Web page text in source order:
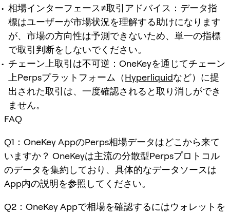
相場インターフェース≠取引アドバイス：データ指
標はユーザーが市場状況を理解する助けになります
が、市場の方向性は予測できないため、単一の指標
で取引判断をしないでください。
チェーン上取引は不可逆：OneKeyを通じてチェーン
上Perpsプラットフォーム（Hyperliquidなど）に提
出された取引は、一度確認されると取り消しができ
ません。
FAQ
Q1：OneKey AppのPerps相場データはどこから来て
いますか？ OneKeyは主流の分散型Perpsプロトコル
のデータを集約しており、具体的なデータソースは
App内の説明を参照してください。
Q2：OneKey Appで相場を確認するにはウォレットを